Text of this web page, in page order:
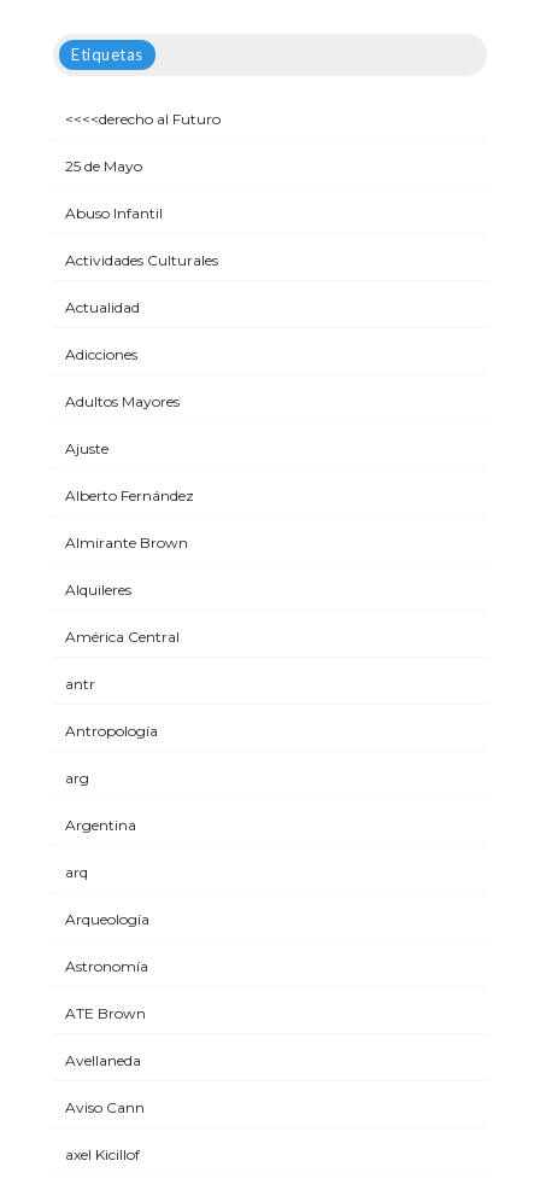
Etiquetas
<<<<derecho al Futuro
25 de Mayo
Abuso Infantil
Actividades Culturales
Actualidad
Adicciones
Adultos Mayores
Ajuste
Alberto Fernández
Almirante Brown
Alquileres
América Central
antr
Antropología
arg
Argentina
arq
Arqueología
Astronomía
ATE Brown
Avellaneda
Aviso Cann
axel Kicillof